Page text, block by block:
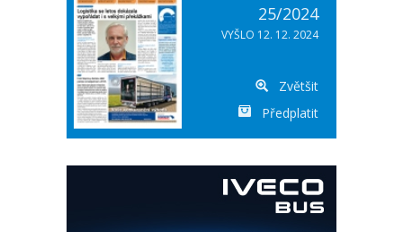
25/2024
VYŠLO 12. 12. 2024
Zvětšit
Předplatit